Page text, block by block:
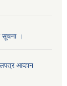
सूचना ।
आव्हान